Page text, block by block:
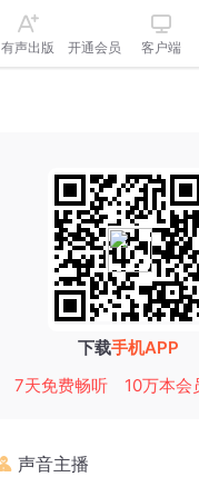
有声出版 开通会员 客户端
下载手机APP
7天免费畅听
10万本会
声音主播